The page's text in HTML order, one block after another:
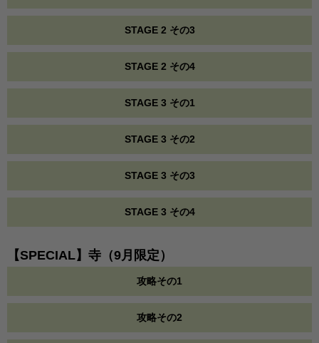
STAGE 2 その3
STAGE 2 その4
STAGE 3 その1
STAGE 3 その2
STAGE 3 その3
STAGE 3 その4
【SPECIAL】寺（9月限定）
攻略その1
攻略その2